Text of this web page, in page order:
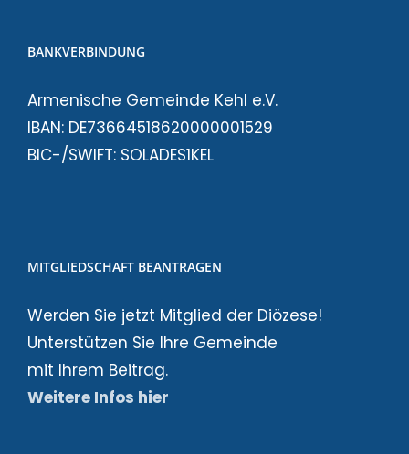
BANKVERBINDUNG
Armenische Gemeinde Kehl e.V.
IBAN: DE73664518620000001529
BIC-/SWIFT: SOLADES1KEL
MITGLIEDSCHAFT BEANTRAGEN
Werden Sie jetzt Mitglied der Diözese!
Unterstützen Sie Ihre Gemeinde
mit Ihrem Beitrag.
Weitere Infos hier